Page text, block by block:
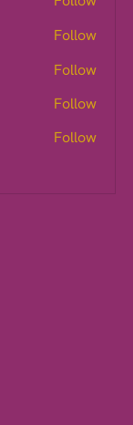
Follow
Follow
Follow
Follow